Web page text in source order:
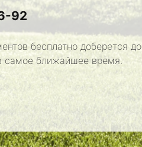
92
бесплатно доберется до
самое ближайшее время.